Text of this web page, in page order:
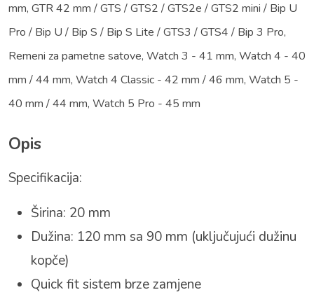
mm, GTR 42 mm / GTS / GTS2 / GTS2e / GTS2 mini / Bip U
Pro / Bip U / Bip S / Bip S Lite / GTS3 / GTS4 / Bip 3 Pro,
Remeni za pametne satove, Watch 3 - 41 mm, Watch 4 - 40
mm / 44 mm, Watch 4 Classic - 42 mm / 46 mm, Watch 5 -
40 mm / 44 mm, Watch 5 Pro - 45 mm
Opis
Specifikacija:
Širina: 20 mm
Dužina: 120 mm sa 90 mm (uključujući dužinu
kopče)
Quick fit sistem brze zamjene